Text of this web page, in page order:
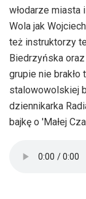
włodarze miasta
Wola jak
też instruktorzy
Biedrzyńska
grupie nie
stalowowolskiej
dziennikarka
bajkę o 'Małej